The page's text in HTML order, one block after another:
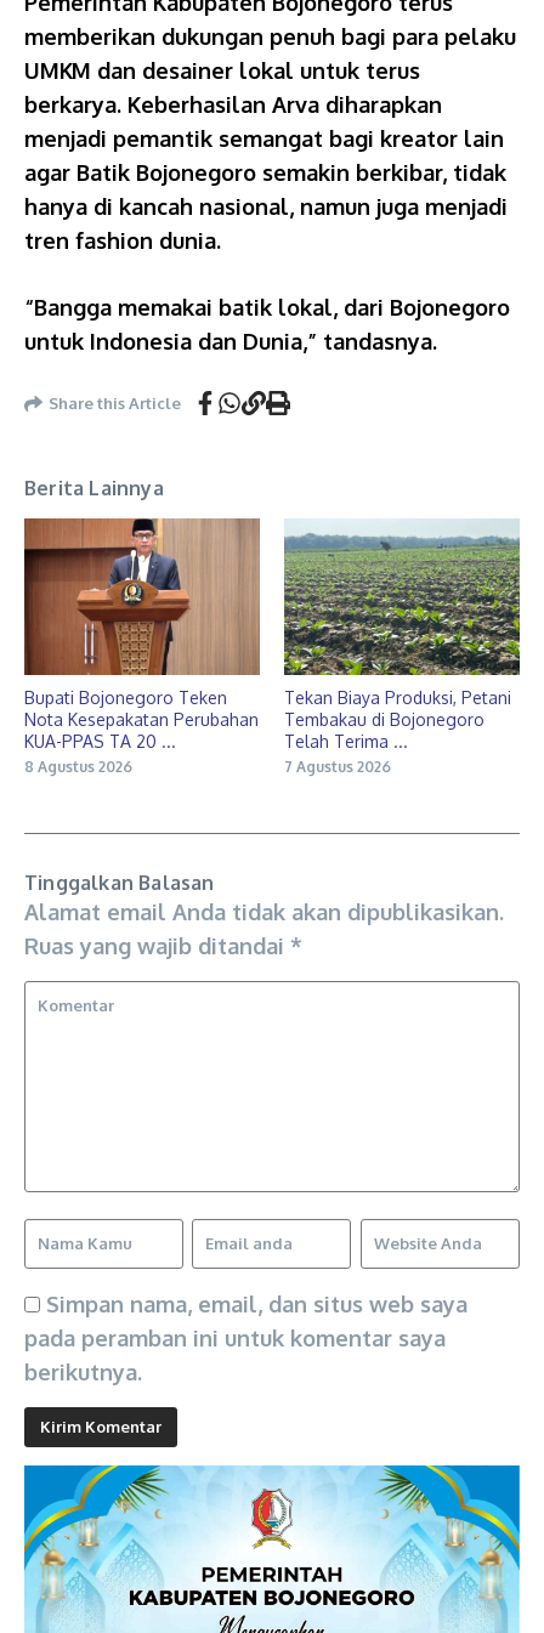
memberikan dukungan penuh bagi para pelaku
UMKM dan desainer lokal untuk terus
berkarya. Keberhasilan Arva diharapkan
menjadi pemantik semangat bagi kreator lain
agar Batik Bojonegoro semakin berkibar, tidak
hanya di kancah nasional, namun juga menjadi
tren fashion dunia.
“Bangga memakai batik lokal, dari Bojonegoro
untuk Indonesia dan Dunia,” tandasnya.
Share this Article
Berita Lainnya
Bupati Bojonegoro Teken
Nota Kesepakatan Perubahan
KUA-PPAS TA 20 ...
8 Agustus 2026
Tekan Biaya Produksi, Petani
Tembakau di Bojonegoro
Telah Terima ...
7 Agustus 2026
Tinggalkan Balasan
Alamat email Anda tidak akan dipublikasikan.
Ruas yang wajib ditandai *
Simpan nama, email, dan situs web saya
pada peramban ini untuk komentar saya
berikutnya.